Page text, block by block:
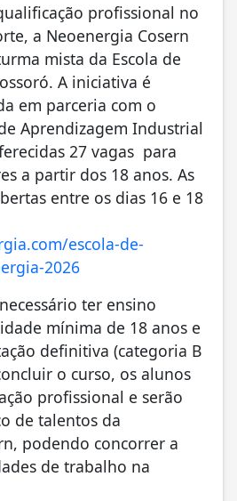
profissional no
a Neoenergia Cosern
mista da Escola de
A iniciativa é
em parceria com o
Aprendizagem Industrial
27 vagas para
a partir dos 18 anos. As
entre os dias 16 e 18
escola-de-
2026
ter ensino
mínima de 18 anos e
definitiva (categoria B
o curso, os alunos
profissional e serão
de talentos da
podendo concorrer a
de trabalho na